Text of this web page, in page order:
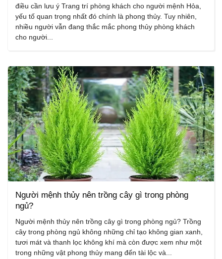
điều cần lưu ý Trang trí phòng khách cho người mệnh Hỏa,
yếu tố quan trọng nhất đó chính là phong thủy. Tuy nhiên,
nhiều người vẫn đang thắc mắc phong thủy phòng khách
cho người...
Người mệnh thủy nên trồng cây gì trong phòng
ngủ?
Người mệnh thủy nên trồng cây gì trong phòng ngủ? Trồng
cây trong phòng ngủ không những chỉ tạo không gian xanh,
tươi mát và thanh lọc không khí mà còn được xem như một
trong những vật phong thủy mang đến tài lộc và...